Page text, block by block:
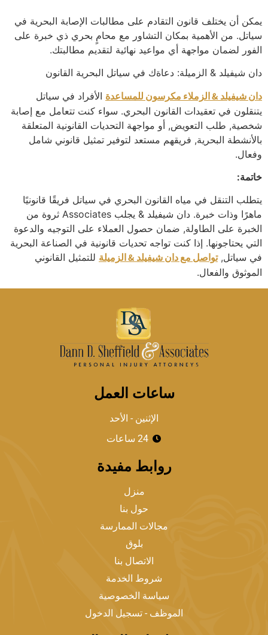
يمكن أن يختلف قانون التقادم على مطالبات الإصابة البحرية في
سياتل. من الأهمية بمكان التشاور مع محامٍ بحري ذي خبرة على
الفور لضمان مواجهة أي مواعيد نهائية لتقديم مطالبتك.
دان شيفيلد & الزميلة: دعاةك في سياتل البحرية القانون
دان شيفيلد & الزملاء مكرسون للمساعدة الأفراد في سياتل
يتنقلون في تعقيدات القانون البحري. سواء كنت تتعامل مع إصابة
شخصية, طلب التعويض, أو مواجهة التحديات القانونية المتعلقة
بالأنشطة البحرية, فريقهم مستعد لتوفير تمثيل قانوني شامل
وفعال.
خاتمة:
يتطلب التنقل في مياه القانون البحري في سياتل فريقًا قانونيًا
ماهرًا وذات خبرة. دان شيفيلد & يجلب Associates ثروة من
الخبرة على الطاولة, ضمان حصول العملاء على التوجيه والدعوة
التي يحتاجونها. إذا كنت تواجه تحديات قانونية في الصناعة البحرية
في سياتل,تواصل مع دان شيفيلد & الزميلة للتمثيل القانوني
الموثوق والفعال.
ساعات العمل
الإثنين - الأحد
24 ساعات
روابط مفيدة
منزل
حول بنا
مجالات الممارسة
بلوق
الاتصال بنا
شروط الخدمة
سياسة الخصوصية
الموظف - تسجيل الدخول